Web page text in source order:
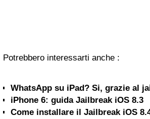
Potrebbero interessarti anche :
WhatsApp su iPad? Si, grazie al
iPhone 6: guida Jailbreak iOS 8.3
Come installare il Jailbreak iOS